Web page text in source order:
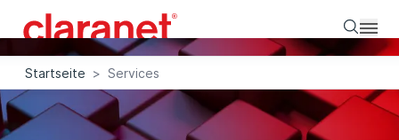
Startseite > Services